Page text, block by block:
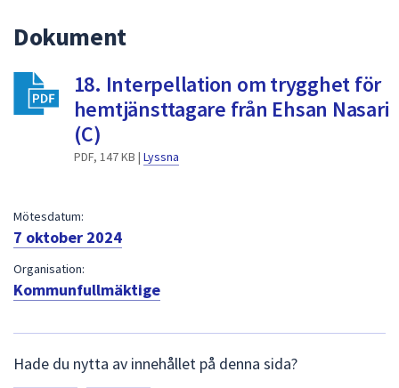
för
att
Dokument
18. Interpellation om trygghet för
hemtjänsttagare från Ehsan Nasari
(C)
PDF, 147 KB | Lyssna
Mötesdatum:
7 oktober 2024
Organisation:
Kommunfullmäktige
ä
Hade du nytta av innehållet på denna sida?